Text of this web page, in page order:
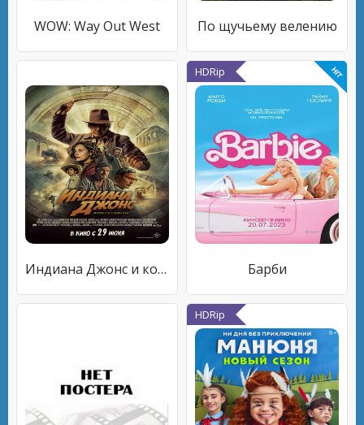
WOW: Way Out West По щучьему велению
Индиана Джонс и колесо судьбы
HDRip
Барби
HDRip